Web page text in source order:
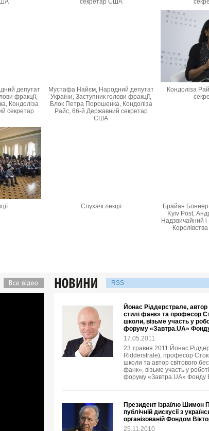
секретар США
депутат
фракції,
Кондоліза
секретар
Мустафа Найєм, Народний депутат
України, Заступник голови фракції,
Блок Петра Порошенка, Кондоліза
Райс, 66-й Державний секретар
США
Кондоліза
Слухачі лекції
Брайан
Kyiv Post,
Надзвичайний
RSS
Йонас Ріддерстрале,
стилі фанк» та професор
школи, візьме участь у
форуму «Завтра.UA»
17.05.2011
23 травня 2011 Йонас
Ridderstrale), професор
школи та автор світового
фанк», візьме участь у
форуму «Завтра.UA» Фонду
Президент Ізраїлю Шимон
публічній дискусії з
організованій Фондом
25.11.2010